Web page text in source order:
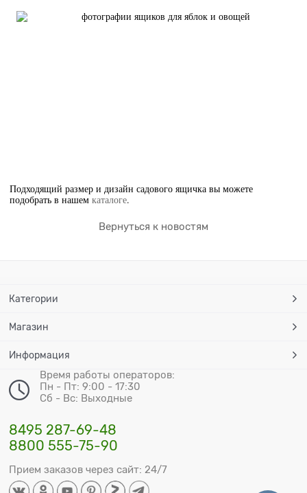
Подходящий размер и дизайн садового ящичка вы можете
подобрать в нашемкаталоге.
Вернуться к новостям
Категории
Магазин
Информация
Время работы операторов:
Пн - Пт: 9:00 - 17:30
Сб - Вс: Выходные
8495 287-69-48
8800 555-75-90
Прием заказов через сайт: 24/7